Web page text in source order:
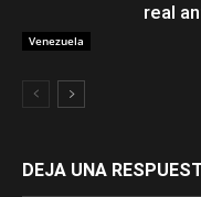
Venezuela
real
DEJA UNA